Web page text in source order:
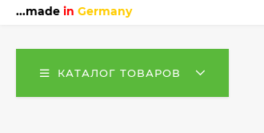
...made in Germany
КАТАЛОГ ТОВАРОВ